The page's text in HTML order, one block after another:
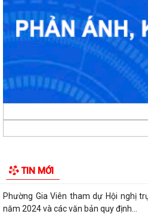
TIN MỚI
Phường Gia Viên tổ chức Hội nghị
48 chung cư cũ Đồng Quốc Bình và...
Phường Gia Viên dự trực tuyến
Chính phủ về phát triển khoa học,...
Phường Gia Viên dự Hội nghị trực
tuyển chọn và gọi công dân...
Phường Gia Viên tổ chức đồng
xin nhập ngũ.
Phường Gia Viên tham dự Hội nghị
năm 2024 và các văn bản quy định...